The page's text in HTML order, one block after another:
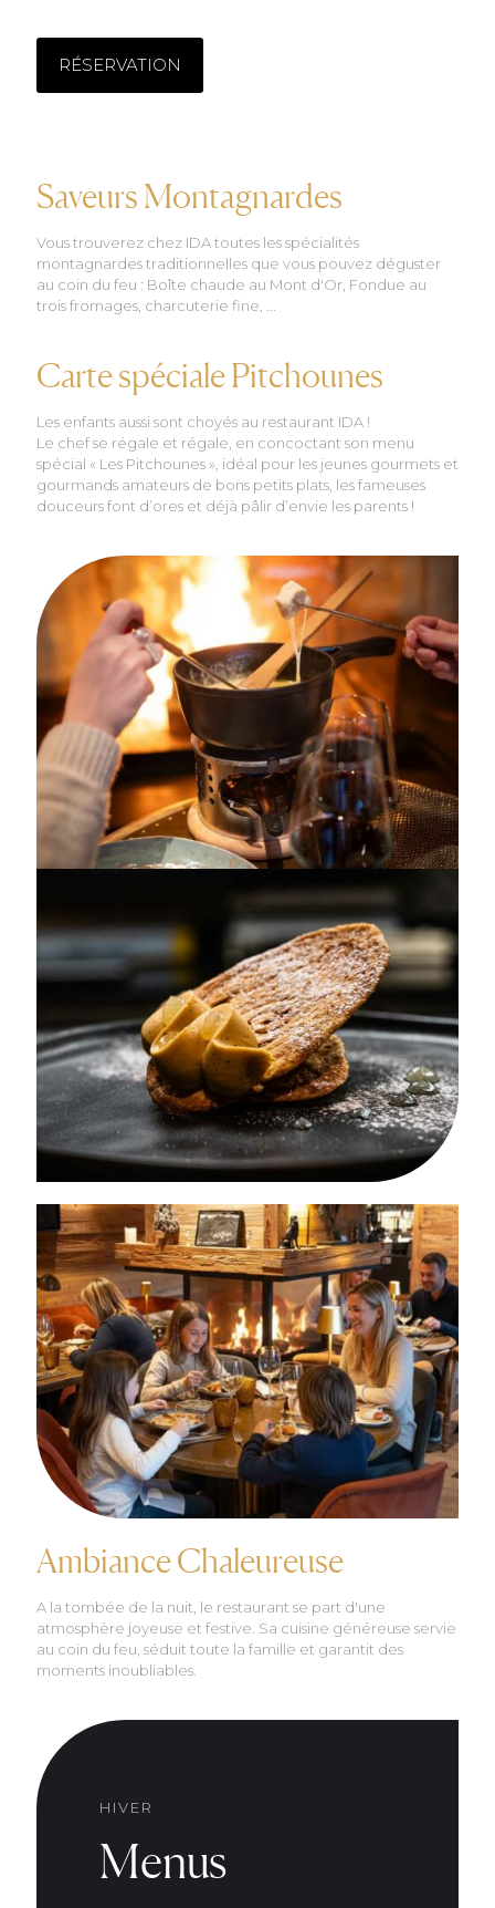
RÉSERVATION
Saveurs Montagnardes
Vous trouverez chez IDA toutes les spécialités
montagnardes traditionnelles que vous pouvez déguster
au coin du feu : Boîte chaude au Mont d'Or, Fondue au
trois fromages, charcuterie fine, ...
Carte spéciale Pitchounes
Les enfants aussi sont choyés au restaurant IDA !
Le chef se régale et régale, en concoctant son menu
spécial « Les Pitchounes », idéal pour les jeunes gourmets et
gourmands amateurs de bons petits plats, les fameuses
douceurs font d’ores et déjà pâlir d’envie les parents !
Ambiance Chaleureuse
A la tombée de la nuit, le restaurant se part d'une
atmosphère joyeuse et festive. Sa cuisine généreuse servie
au coin du feu, séduit toute la famille et garantit des
moments inoubliables.
HIVER
Menus